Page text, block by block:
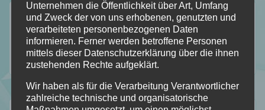
Folgt mir auf…
mir
112
mir
184
mir
18
meinem
2
Unternehmen die Öffentlichkeit über Art, Umfang
und Zweck der von uns erhobenen, genutzten und
verarbeiteten personenbezogenen Daten
informieren. Ferner werden betroffene Personen
mittels dieser Datenschutzerklärung über die ihnen
zustehenden Rechte aufgeklärt.
Wir haben als für die Verarbeitung Verantwortlicher
zahlreiche technische und organisatorische